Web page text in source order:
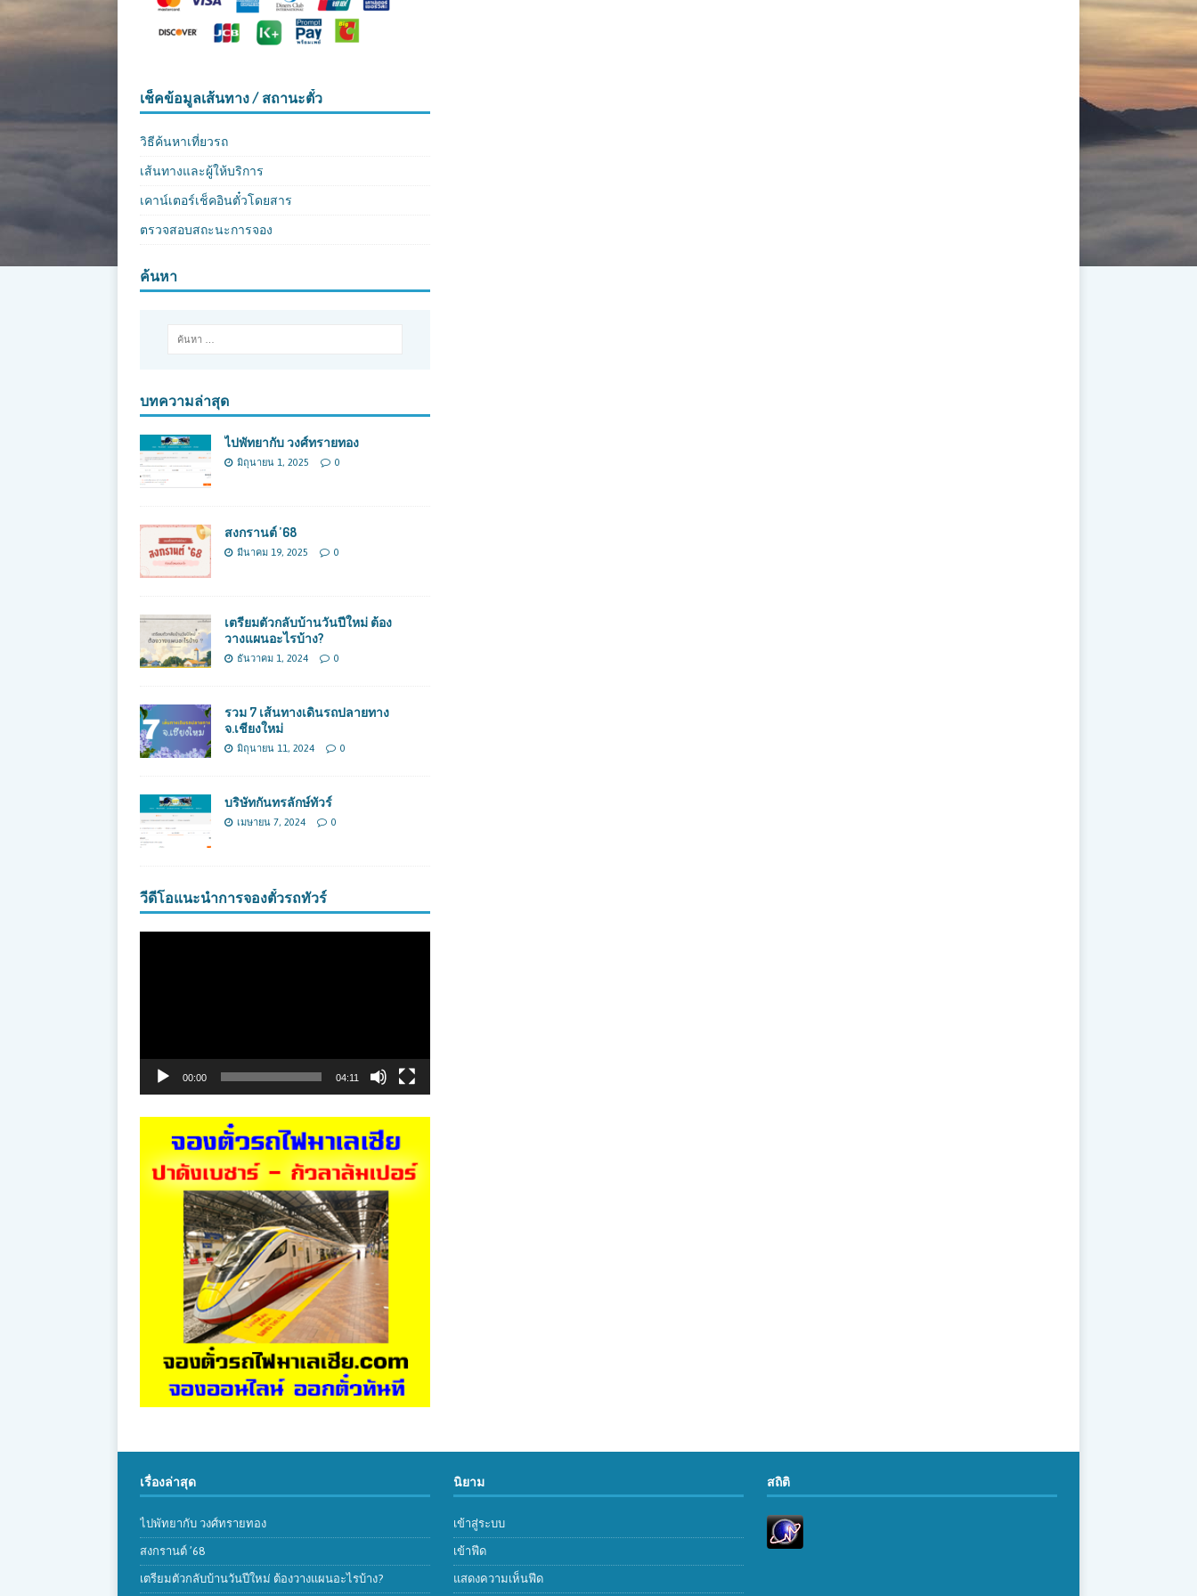
เช็คข้อมูลเส้นทาง / สถานะตั๋ว
วิธีค้นหาเที่ยวรถ
เส้นทางและผู้ให้บริการ
เคาน์เตอร์เช็คอินตั๋วโดยสาร
ตรวจสอบสถะนะการจอง
ค้นหา
บทความล่าสุด
ไปพัทยากับ วงศ์ทรายทอง
มิถุนายน 1, 2025 0
สงกรานต์ ’68
มีนาคม 19, 2025 0
เตรียมตัวกลับบ้านวันปีใหม่ ต้อง
วางแผนอะไรบ้าง?
ธันวาคม 1, 2024 0
รวม 7 เส้นทางเดินรถปลายทาง
จ.เชียงใหม่
มิถุนายน 11, 2024 0
บริษัทกันทรลักษ์ทัวร์
เมษายน 7, 2024 0
วีดีโอแนะนำการจองตั๋วรถทัวร์
00:00 04:11
เรื่องล่าสุด
ไปพัทยากับ วงศ์ทรายทอง
สงกรานต์ ’68
เตรียมตัวกลับบ้านวันปีใหม่ ต้องวางแผนอะไรบ้าง?
นิยาม
เข้าสู่ระบบ
เข้าฟีด
แสดงความเห็นฟีด
สถิติ